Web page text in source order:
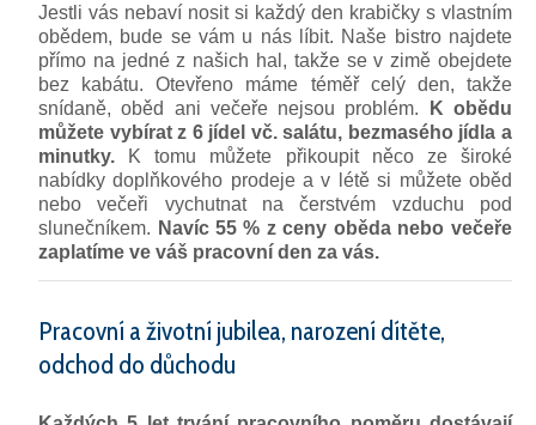
Jestli vás nebaví nosit si každý den krabičky s vlastním
obědem, bude se vám u nás líbit. Naše bistro najdete
přímo na jedné z našich hal, takže se v zimě obejdete
bez kabátu. Otevřeno máme téměř celý den, takže
snídaně, oběd ani večeře nejsou problém.
K obědu
můžete vybírat z 6 jídel vč. salátu, bezmasého jídla a
minutky.
K tomu můžete přikoupit něco ze široké
nabídky doplňkového prodeje a v létě si můžete oběd
nebo večeři vychutnat na čerstvém vzduchu pod
slunečníkem. Navíc 55 % z ceny oběda nebo večeře
zaplatíme ve váš pracovní den za vás.
Pracovní a životní jubilea, narození dítěte,
odchod do důchodu